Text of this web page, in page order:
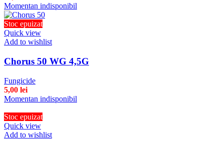
Momentan indisponibil
Stoc epuizat
Quick view
Add to wishlist
Chorus 50 WG 4,5G
Fungicide
5,00 lei
Momentan indisponibil
Stoc epuizat
Quick view
Add to wishlist